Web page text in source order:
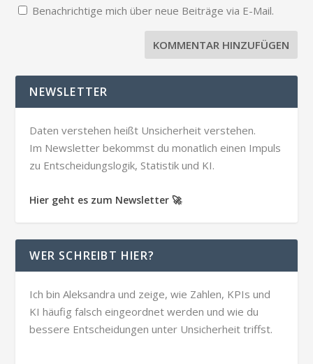
Benachrichtige mich über neue Beiträge via E-Mail.
NEWSLETTER
Daten verstehen heißt Unsicherheit verstehen.
Im Newsletter bekommst du monatlich einen Impuls
zu Entscheidungslogik, Statistik und KI.
Hier geht es zum Newsletter 🚀
WER SCHREIBT HIER?
Ich bin Aleksandra und zeige, wie Zahlen, KPIs und
KI häufig falsch eingeordnet werden und wie du
bessere Entscheidungen unter Unsicherheit triffst.